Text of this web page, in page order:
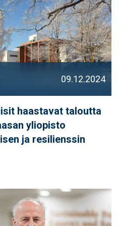
09.12.2024
haastavat taloutta
yliopisto
ja resilienssin